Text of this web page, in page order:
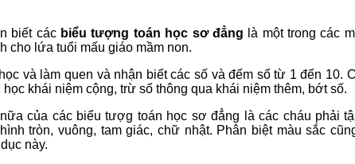
biết các biểu tượng toán học sơ đẳng là một trong các
cho lứa tuổi mấu giáo mầm non.
và làm quen và nhận biết các số và đếm số từ 1 đến 10.
khái niệm cộng, trừ số thông qua khái niệm thêm, bớt số.
của các biểu tượg toán học sơ đẳng là các cháu phải
tròn, vuông, tam giác, chữ nhật. Phân biệt màu sắc
này.